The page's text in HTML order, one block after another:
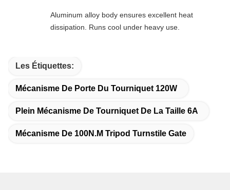
Aluminum alloy body ensures excellent heat
dissipation. Runs cool under heavy use.
Les Étiquettes:
Mécanisme De Porte Du Tourniquet 120W
Plein Mécanisme De Tourniquet De La Taille 6A
Mécanisme De 100N.M Tripod Turnstile Gate